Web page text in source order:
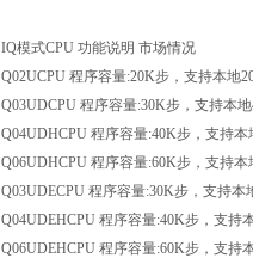
IQ模式CPU 功能说明 市场情况
Q02UCPU 程序容量:20K步，支持本地
Q03UDCPU 程序容量:30K步，支持本地
Q04UDHCPU 程序容量:40K步，支持本
Q06UDHCPU 程序容量:60K步，支持本
Q03UDECPU 程序容量:30K步，支持本
Q04UDEHCPU 程序容量:40K步，支持
Q06UDEHCPU 程序容量:60K步，支持